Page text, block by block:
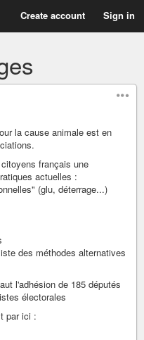
Create account Sign in
la cause animale est en
français une
actuelles :
(glu, déterrage...)
des méthodes alternatives
l'adhésion de 185 députés
électorales
par ici :